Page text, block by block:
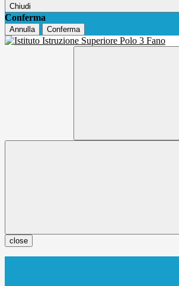
Chiudi
Conferma
Annulla Conferma
close